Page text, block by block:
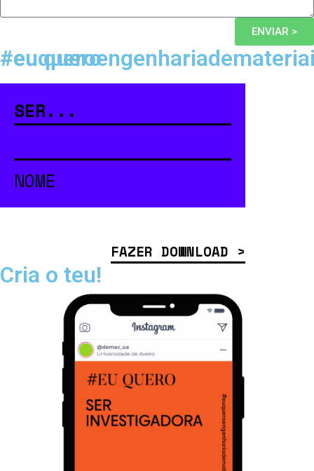
ENVIAR >
Cria o teu!
#eu quero
FAZER DOWNLOAD >